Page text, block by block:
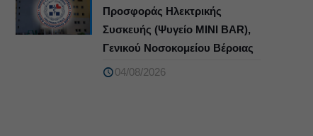
Προσφοράς Ηλεκτρικής
Συσκευής (Ψυγείο MINI BAR),
Γενικού Νοσοκομείου Βέροιας
04/08/2026